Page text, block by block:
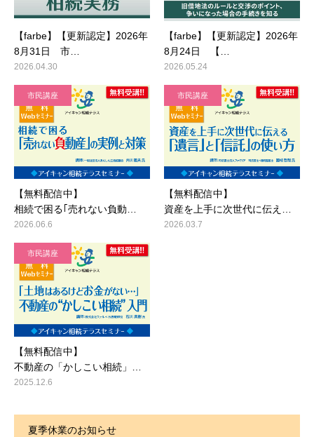
【farbe】【更新認定】2026年
8月31日 市…
2026.04.30
【farbe】【更新認定】2026年
8月24日 【…
2026.05.24
市民講座
【無料配信中】
相続で困る｢売れない負動…
2026.06.6
市民講座
【無料配信中】
資産を上手に次世代に伝え…
2026.03.7
市民講座
【無料配信中】
不動産の「かしこい相続」…
2025.12.6
夏季休業のお知らせ